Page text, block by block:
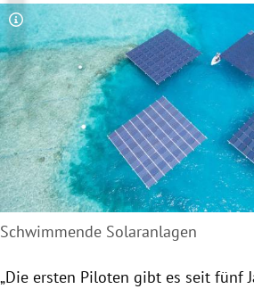
Copyright-Hinweis öffnen/
Schwimmende Solaranlagen
„Die ersten Piloten gibt es seit fünf